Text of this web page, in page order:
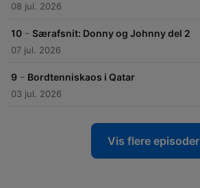
08 jul. 2026
10 - Særafsnit: Donny og Johnny del 2
07 jul. 2026
9 - Bordtenniskaos i Qatar
03 jul. 2026
Vis flere episoder